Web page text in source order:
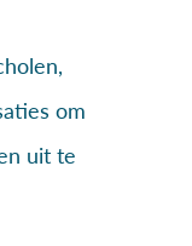
om
uit te